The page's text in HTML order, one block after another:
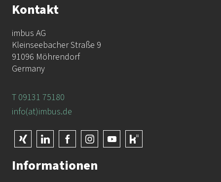
Kontakt
imbus AG
Kleinseebacher Straße 9
91096 Möhrendorf
Germany
T 09131 75180
info(at)imbus.de
Informationen